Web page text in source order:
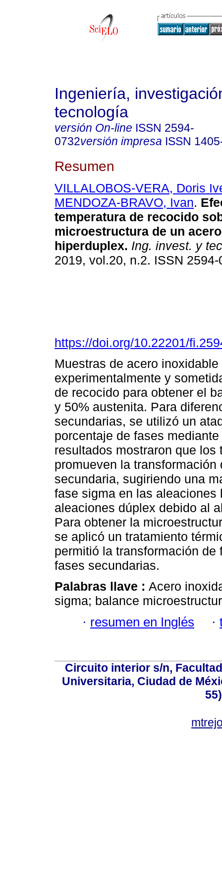
Ingeniería,
tecnología
versión On-line ISSN 2594-
0732versión impresa ISSN
Resumen
VILLALOBOS-VERA, Doris
MENDOZA-BRAVO, Ivan.
temperatura de recocido
microestructura de un
hiperduplex. Ing. invest. y
2019, vol.20, n.2. ISSN
https://doi.org/10.22201/
Muestras de acero
experimentalmente y
de recocido para obtener el
y 50% austenita. Para
secundarias, se utilizó un
porcentaje de fases
resultados mostraron que
promueven la
secundaria, sugiriendo una
fase sigma en las
aleaciones dúplex debido al
Para obtener la
se aplicó un tratamiento
permitió la transformación
fases secundarias.
Palabras llave : Acero
sigma; balance
· resumen en Inglés ·
Circuito interior s/n,
Universitaria, Ciudad de